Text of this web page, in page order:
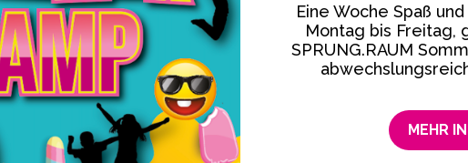
Eine Woche Spaß
Montag bis Freitag,
SPRUNG.RAUM
MEHR
Bitte fülle das Anmeldeformular aus und sende es uns
ein unverbindliches Angebot zu.